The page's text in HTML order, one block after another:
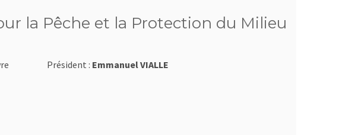
la Pêche et la Protection du Milieu
Président : Emmanuel VIALLE